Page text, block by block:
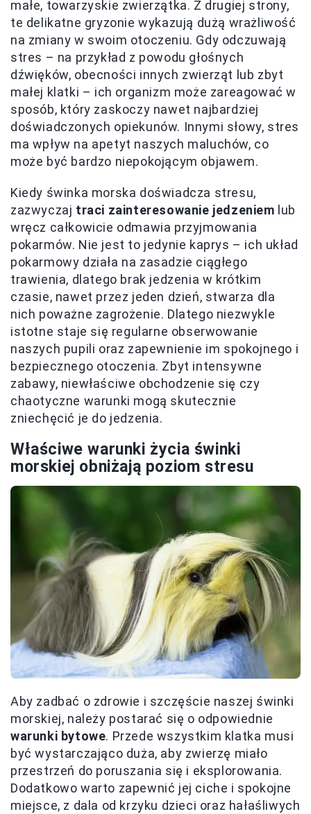
małe, towarzyskie zwierzątka. Z drugiej strony,
te delikatne gryzonie wykazują dużą wrażliwość
na zmiany w swoim otoczeniu. Gdy odczuwają
stres – na przykład z powodu głośnych
dźwięków, obecności innych zwierząt lub zbyt
małej klatki – ich organizm może zareagować w
sposób, który zaskoczy nawet najbardziej
doświadczonych opiekunów. Innymi słowy, stres
ma wpływ na apetyt naszych maluchów, co
może być bardzo niepokojącym objawem.
Kiedy świnka morska doświadcza stresu,
zazwyczaj traci zainteresowanie jedzeniem lub
wręcz całkowicie odmawia przyjmowania
pokarmów. Nie jest to jedynie kaprys – ich układ
pokarmowy działa na zasadzie ciągłego
trawienia, dlatego brak jedzenia w krótkim
czasie, nawet przez jeden dzień, stwarza dla
nich poważne zagrożenie. Dlatego niezwykle
istotne staje się regularne obserwowanie
naszych pupili oraz zapewnienie im spokojnego i
bezpiecznego otoczenia. Zbyt intensywne
zabawy, niewłaściwe obchodzenie się czy
chaotyczne warunki mogą skutecznie
zniechęcić je do jedzenia.
Właściwe warunki życia świnki
morskiej obniżają poziom stresu
Aby zadbać o zdrowie i szczęście naszej świnki
morskiej, należy postarać się o odpowiednie
warunki bytowe. Przede wszystkim klatka musi
być wystarczająco duża, aby zwierzę miało
przestrzeń do poruszania się i eksplorowania.
Dodatkowo warto zapewnić jej ciche i spokojne
miejsce, z dala od krzyku dzieci oraz hałaśliwych